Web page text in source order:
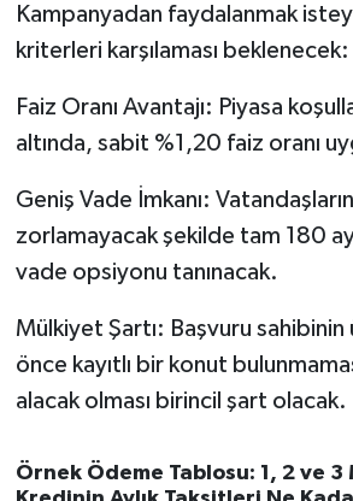
Kampanyadan faydalanmak
kriterleri karşılaması beklenecek:
Faiz Oranı Avantajı: Piyasa
altında, sabit %1,20 faiz oranı
Geniş Vade İmkanı:
zorlamayacak şekilde tam 180
vade opsiyonu tanınacak.
Mülkiyet Şartı: Başvuru
önce kayıtlı bir konut
alacak olması birincil şart olacak.
Örnek Ödeme Tablosu: 1, 2 ve 3
TARİHTE BUGÜN
TEKNOLOJİ
TÜRKİYE
VİZYONDAKİLER
YAŞAM